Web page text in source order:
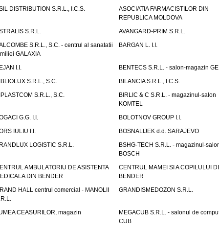
DISTRIBUTION S.R.L., I.C.S.
ASOCIATIA FARMACISTILOR DIN
REPUBLICA MOLDOVA
S.R.L.
AVANGARD-PRIM S.R.L.
S.R.L., S.C. - centrul al sanatatii
GALAXIA
BARGAN L. I.I.
I.I.
BENTECS S.R.L. - salon-magazin
S.R.L., S.C.
BILANCIA S.R.L., I.C.S.
S.R.L., S.C.
BIRLIC & C S.R.L. - magazinul-salon
KOMTEL
G.G. I.I.
BOLOTNOV GROUP I.I.
IULIU I.I.
BOSNALIJEK d.d. SARAJEVO
LOGISTIC S.R.L.
BSHG-TECH S.R.L. - magazinul-
BOSCH
AMBULATORIU DE ASISTENTA
DIN BENDER
CENTRUL MAMEI SI A COPILULUI
BENDER
HALL centrul comercial - MANOLII
GRANDISMEDOZON S.R.L.
CEASURILOR, magazin
MEGACUB S.R.L. - salonul de
CUB